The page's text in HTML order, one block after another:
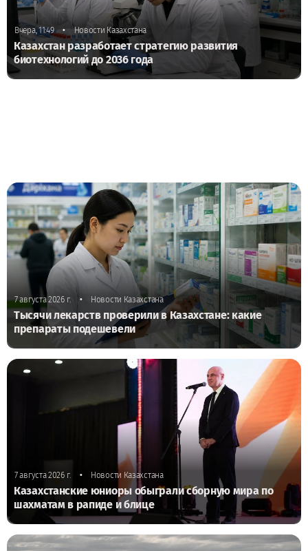
Вчера, 11:49 • Новости Казахстана
Казахстан разработает стратегию развития
биотехнологий до 2036 года
7 августа 2026 г. • Новости Казахстана
Тысячи лекарств проверили в Казахстане: какие
препараты подешевели
7 августа 2026 г. • Новости Казахстана
Казахстанские юниоры обыграли сборную мира по
шахматам в рапиде и блице